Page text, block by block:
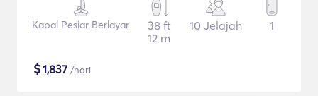
Kapal Pesiar Berlayar
38 ft
12 m
10 Jelajah 1
$1,837 /hari